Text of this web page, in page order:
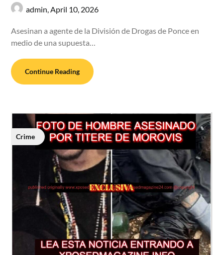
admin,April 10, 2026
Asesinan a agente de la División de Drogas de Ponce en
medio de una supuesta…
Continue Reading
Crime